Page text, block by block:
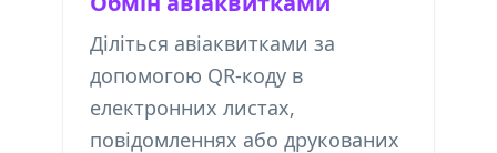
Діліться авіаквитками за
допомогою QR-коду в
електронних листах,
повідомленнях або друкованих